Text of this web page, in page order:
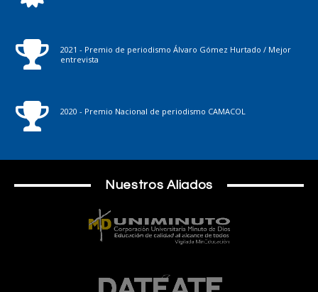
2021 - Premio de periodismo Álvaro Gómez Hurtado / Mejor
entrevista
2020 - Premio Nacional de periodismo CAMACOL
Nuestros Aliados